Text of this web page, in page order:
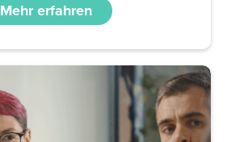
Mehr erfahren